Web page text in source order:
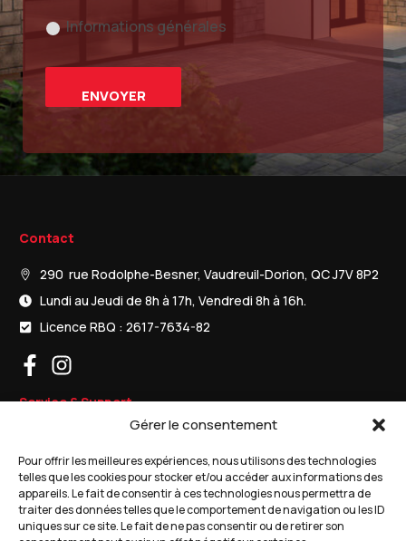
Gérer le consentement
Pour offrir les meilleures expériences, nous utilisons des technologies
telles que les cookies pour stocker et/ou accéder aux informations des
appareils. Le fait de consentir à ces technologies nous permettra de
traiter des données telles que le comportement de navigation ou les ID
uniques sur ce site. Le fait de ne pas consentir ou de retirer son
Informations générales
Contact
290 rue Rodolphe-Besner, Vaudreuil-Dorion, QC J7V 8P2
Lundi au Jeudi de 8h à 17h, Vendredi 8h à 16h.
Licence RBQ : 2617-7634-82
Service & Support
Porte de garages commerciales
Ouvre-portes de garage